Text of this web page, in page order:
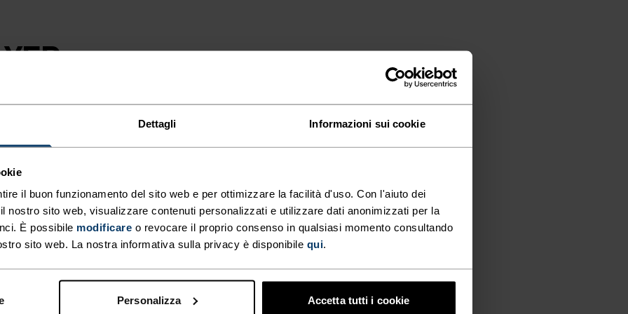
Dettagli Informazioni sui cookie
il buon funzionamento del sito web e per ottimizzare la facilità d'uso. Con l'aiuto dei
nostro sito web, visualizzare contenuti personalizzati e utilizzare dati anonimizzati per la
È possibile modificare o revocare il proprio consenso in qualsiasi momento consultando
sito web. La nostra informativa sulla privacy è disponibile qui.
Personalizza Accetta tutti i cookie
UN
mezza zip
un'eccezionale
di corsa
duraturo
al collo alto
o
il tuo
quando la